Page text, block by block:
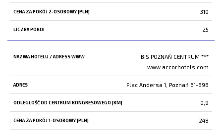
310
25
IBIS POZNAŃ CENTRUM ***
www.accorhotels.com
Plac Andersa 1, Poznań 61-898
0,9
248